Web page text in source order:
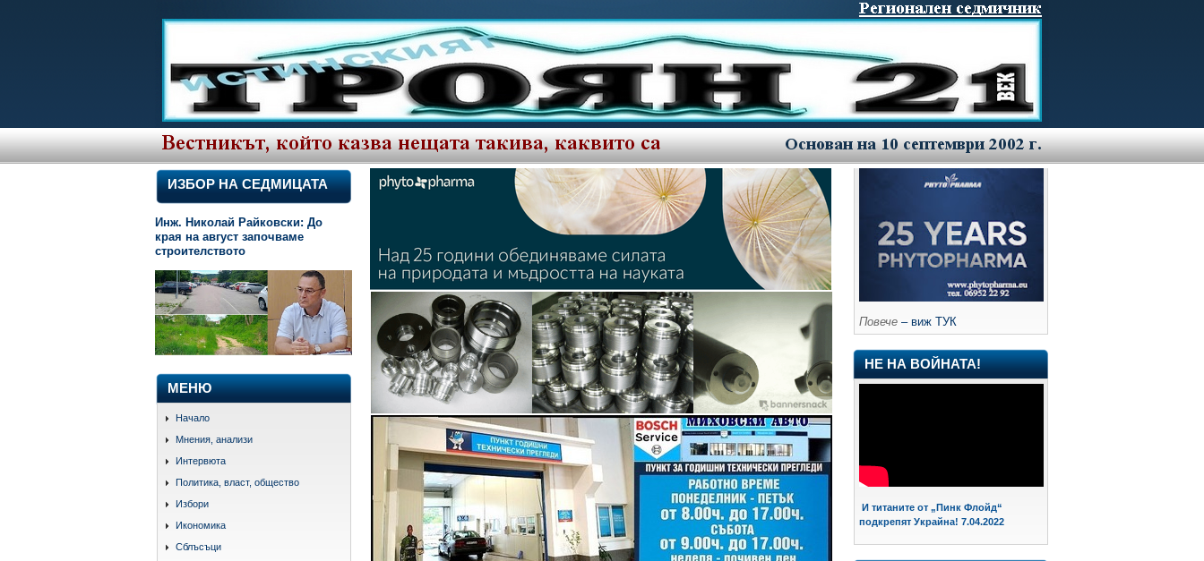
ИЗБОР НА СЕДМИЦАТА
Инж. Николай Райковски: До
края на август започваме
строителството
МЕНЮ
Начало
Мнения, анализи
Интервюта
Политика, власт, общество
Избори
Икономика
Сблъсъци
Повече – виж ТУК
НЕ НА ВОЙНАТА!
И титаните от „Пинк Флойд“
подкрепят Украйна! 7.04.2022